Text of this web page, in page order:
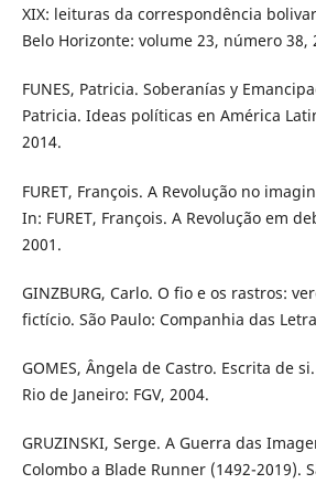
XIX: leituras da correspondência
Belo Horizonte: volume 23, número 38,
FUNES, Patricia. Soberanías y
Patricia. Ideas políticas en América
2014.
FURET, François. A Revolução no
In: FURET, François. A Revolução em
2001.
GINZBURG, Carlo. O fio e os rastros:
fictício. São Paulo: Companhia das
GOMES, Ângela de Castro. Escrita de
Rio de Janeiro: FGV, 2004.
GRUZINSKI, Serge. A Guerra das
Colombo a Blade Runner (1492-2019).